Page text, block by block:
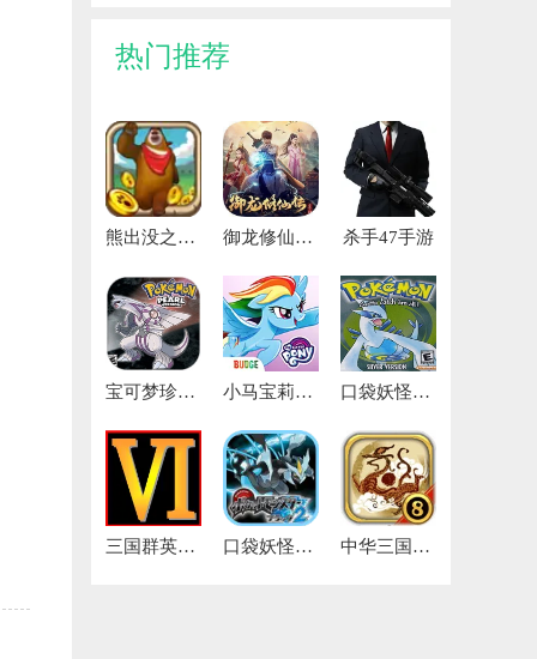
热门推荐
熊出没之夺宝熊兵游戏 御龙修仙传2免费版 杀手47手游
宝可梦珍珠钻石复刻 小马宝莉彩虹跑将免费版 口袋妖怪魂银手机
三国群英传6手机版 口袋妖怪黑2 中华三国志最新版本